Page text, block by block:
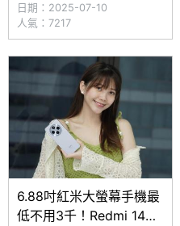
也延續這樣的產品策略，發
表 Redmi 14C、POCO C75。
最新消息指出，Redmi 和
POCO 仍將續採用前述產品策
略，推出全新機種 Re
日期：2025-07-10
人氣：7217
6.88吋紅米大螢幕手機最
低不用3千！Redmi 14C